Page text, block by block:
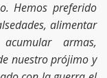
Hemos preferido
alimentar
armas,
nuestro prójimo y